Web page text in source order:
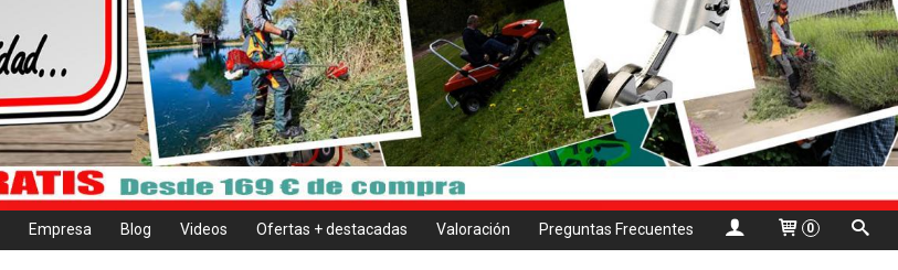
Empresa Blog Videos Ofertas + destacadas Valoración Preguntas Frecuentes 0